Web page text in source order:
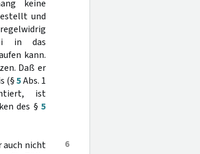
keine
und
in das
kann.
Daß er
(§5Abs. 1
ist
des § 5
6
auch nicht